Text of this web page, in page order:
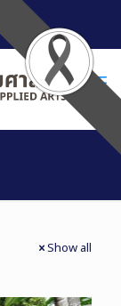
Show all